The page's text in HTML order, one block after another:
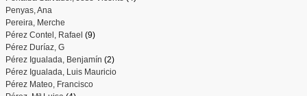
Penyas, Ana
Pereira, Merche
Pérez Contel, Rafael (9)
Pérez Duríaz, G
Pérez Igualada, Benjamín (2)
Pérez Igualada, Luis Mauricio
Pérez Mateo, Francisco